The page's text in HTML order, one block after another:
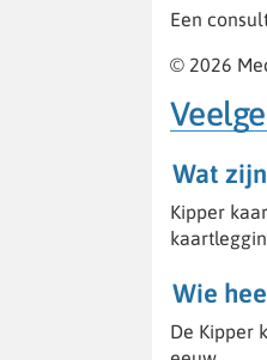
Een
© 2026
Wat
Kipper
Wie
De Kipper